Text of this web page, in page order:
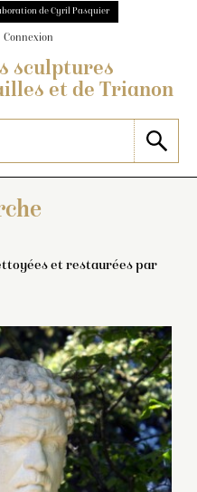
de Cyril Pasquier
Connexion
sculptures
et de Trianon
et restaurées par